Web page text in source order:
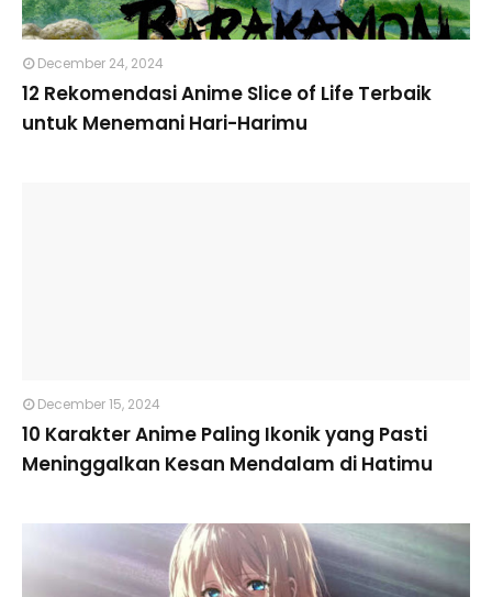
December 24, 2024
12 Rekomendasi Anime Slice of Life Terbaik
untuk Menemani Hari-Harimu
December 15, 2024
10 Karakter Anime Paling Ikonik yang Pasti
Meninggalkan Kesan Mendalam di Hatimu